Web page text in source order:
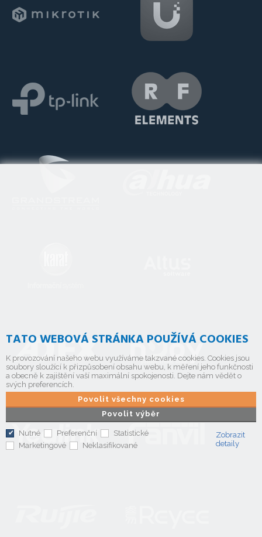
TATO WEBOVÁ STRÁNKA POUŽÍVÁ COOKIES
K provozování našeho webu využíváme takzvané cookies. Cookies jsou
soubory sloužící k přizpůsobení obsahu webu, k měření jeho funkčnosti
a obecně k zajištění vaší maximální spokojenosti. Dejte nám vědět o
svých preferencích.
Povolit výběr
Povolit všechny cookies
Nutné Preferenční
Statistické
Marketingové
Neklasifikované
Zobrazit
detaily